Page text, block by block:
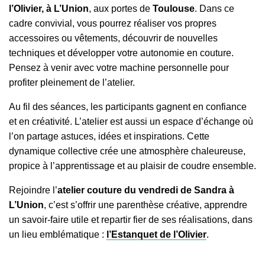
l’Olivier, à L’Union, aux portes de Toulouse. Dans ce
cadre convivial, vous pourrez réaliser vos propres
accessoires ou vêtements, découvrir de nouvelles
techniques et développer votre autonomie en couture.
Pensez à venir avec votre machine personnelle pour
profiter pleinement de l’atelier.
Au fil des séances, les participants gagnent en confiance
et en créativité. L’atelier est aussi un espace d’échange où
l’on partage astuces, idées et inspirations. Cette
dynamique collective crée une atmosphère chaleureuse,
propice à l’apprentissage et au plaisir de coudre ensemble.
Rejoindre l’atelier couture du vendredi de Sandra à
L’Union, c’est s’offrir une parenthèse créative, apprendre
un savoir-faire utile et repartir fier de ses réalisations, dans
un lieu emblématique : l’Estanquet de l’Olivier.